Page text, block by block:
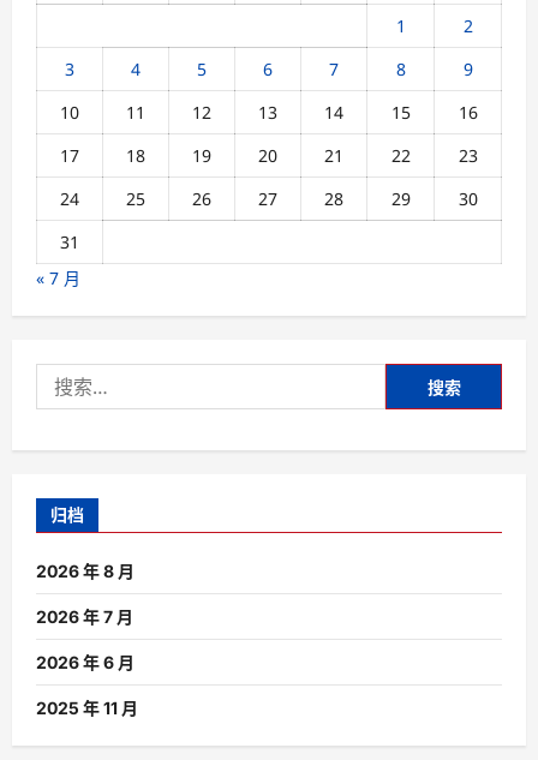
o
n
1
2
3
4 5 6 7 8
9
10
11 12 13 14 15
16
17
18 19 20 21 22
23
24
25 26 27 28 29
30
31
« 7 月
索：
归档
2026 年 8 月
2026 年 7 月
2026 年 6 月
2025 年 11 月